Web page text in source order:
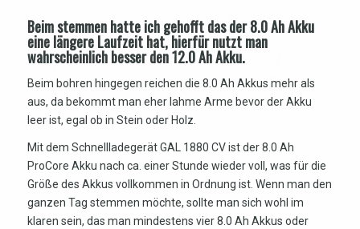
Beim stemmen hatte ich gehofft das der 8.0 Ah Akku
eine längere Laufzeit hat, hierfür nutzt man
wahrscheinlich besser den 12.0 Ah Akku.
Beim bohren hingegen reichen die 8.0 Ah Akkus mehr als
aus, da bekommt man eher lahme Arme bevor der Akku
leer ist, egal ob in Stein oder Holz.
Mit dem Schnellladegerät GAL 1880 CV ist der 8.0 Ah
ProCore Akku nach ca. einer Stunde wieder voll, was für die
Größe des Akkus vollkommen in Ordnung ist. Wenn man den
ganzen Tag stemmen möchte, sollte man sich wohl im
klaren sein, das man mindestens vier 8.0 Ah Akkus oder